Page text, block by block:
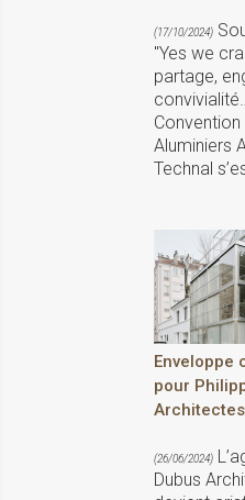
(17/10/2024)
"Yes we
partage,
Convention
Aluminiers
Technal
Enveloppe
pour
Architectes
(26/06/2024)
Dubus